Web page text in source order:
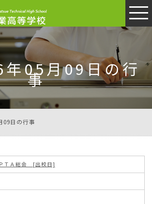
05月09日の行
事
09日の行事
ＰＴＡ総会 [出校日]